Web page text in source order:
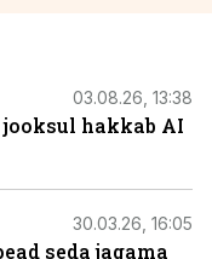
03.08.26, 13:38
hakkab AI
30.03.26, 16:05
seda jagama